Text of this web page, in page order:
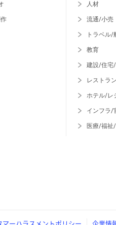
人材
流通/小売
トラベル
教育
建設/住宅
レストラ
ホテル/レ
インフラ/
医療/福祉